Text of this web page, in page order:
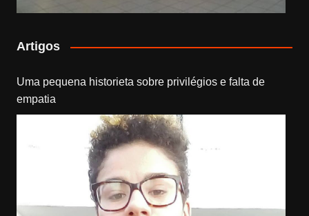
Artigos
Uma pequena historieta sobre privilégios e falta de
empatia